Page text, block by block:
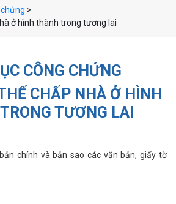
>
ở hình thành trong tương lai
CÔNG CHỨNG
CHẤP NHÀ Ở HÌNH
TƯƠNG LAI
chính và bản sao các văn bản, giấy tờ